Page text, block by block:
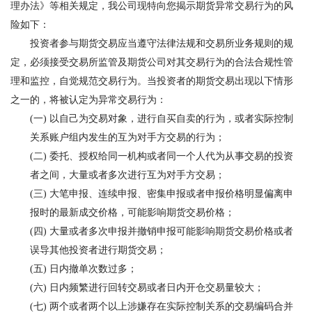
理办法》等相关规定，我公司现特向您揭示期货异常交易行为的风
险如下：
投资者参与期货交易应当遵守法律法规和交易所业务规则的规
定，必须接受交易所监管及期货公司对其交易行为的合法合规性管
理和监控，自觉规范交易行为。当投资者的期货交易出现以下情形
之一的，将被认定为异常交易行为：
(一) 以自己为交易对象，进行自买自卖的行为，或者实际控制
关系账户组内发生的互为对手方交易的行为；
(二) 委托、授权给同一机构或者同一个人代为从事交易的投资
者之间，大量或者多次进行互为对手方交易；
(三) 大笔申报、连续申报、密集申报或者申报价格明显偏离申
报时的最新成交价格，可能影响期货交易价格；
(四) 大量或者多次申报并撤销申报可能影响期货交易价格或者
误导其他投资者进行期货交易；
(五) 日内撤单次数过多；
(六) 日内频繁进行回转交易或者日内开仓交易量较大；
(七) 两个或者两个以上涉嫌存在实际控制关系的交易编码合并